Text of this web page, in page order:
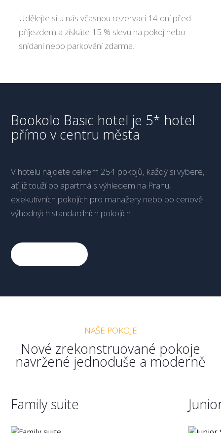
Udělejte si u nás včasnou rezervaci 14 dní před
příjezdem a získáte 15 % slevu na pokoj nebo
snídani nebo parkování zdarma.
Bookolo Basic hotel je 5* hotel
přímo v centru města
V hotelu najdete celkem 254 pokojů, každý si vybere,
ať již touží po apartmá s výhledem na Prahu,
exekutivních pokojích pro manažery nebo po cenově
výhodných standardních pokojích.
NAŠE POKOJE
Nové zrekonstruované pokoje
navržené jednoduše a moderně
Family suite